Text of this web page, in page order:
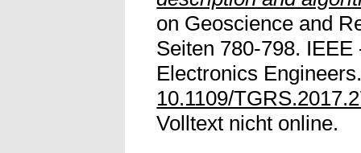
on Geoscience and
Seiten 780-798.
Electronics
10.1109/
Volltext nicht online.